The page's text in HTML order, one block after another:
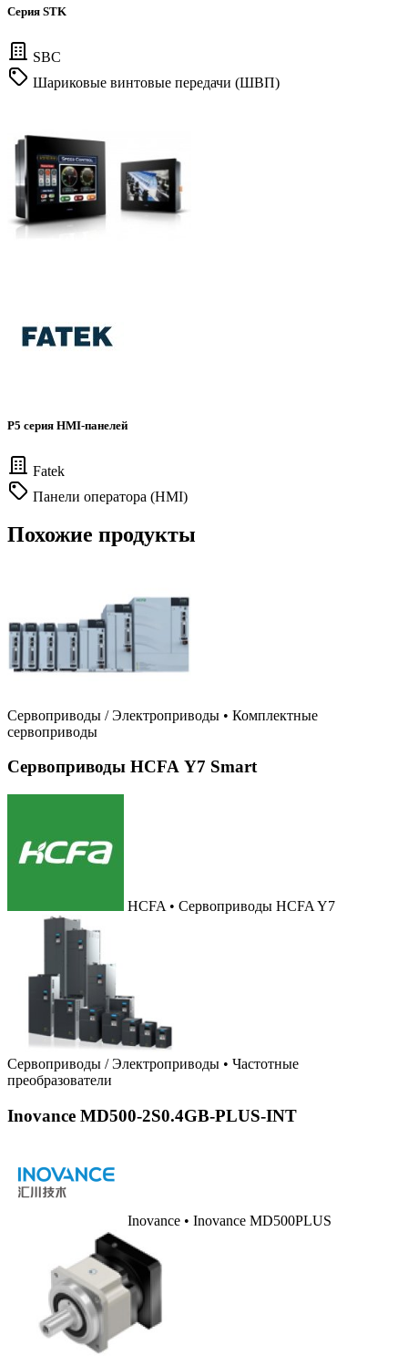
Серия STK
SBC
Шариковые винтовые передачи (ШВП)
P5 серия HMI-панелей
Fatek
Панели оператора (HMI)
Похожие продукты
Сервоприводы / Электроприводы • Комплектные
сервоприводы
Сервоприводы HCFA Y7 Smart
HCFA • Сервоприводы HCFA Y7
Сервоприводы / Электроприводы • Частотные
преобразователи
Inovance MD500-2S0.4GB-PLUS-INT
Inovance • Inovance MD500PLUS